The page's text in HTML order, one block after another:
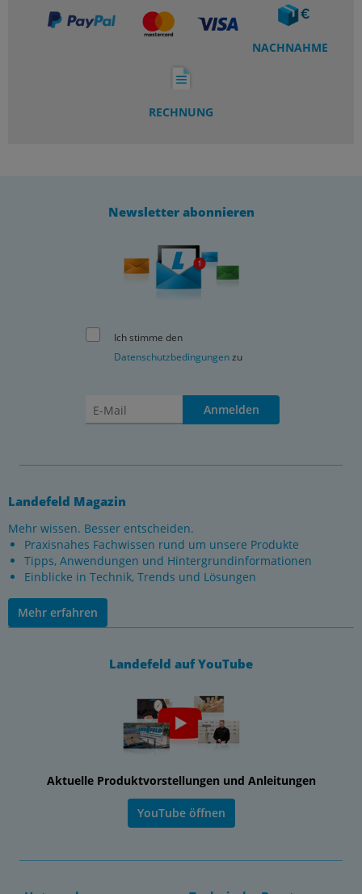
NACHNAHME
RECHNUNG
Newsletter abonnieren
Ich stimme den
Datenschutzbedingungenzu
Anmelden
Landefeld Magazin
Mehr wissen. Besser entscheiden.
Praxisnahes Fachwissen rund um unsere Produkte
Tipps, Anwendungen und Hintergrundinformationen
Einblicke in Technik, Trends und Lösungen
Mehr erfahren
Landefeld auf YouTube
Aktuelle Produktvorstellungen und Anleitungen
YouTube öffnen